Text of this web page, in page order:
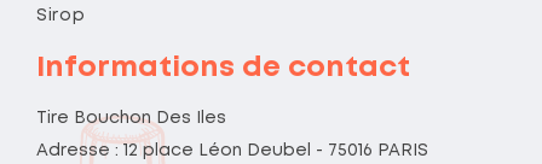
Sirop
Informations de contact
Tire Bouchon Des Iles
Adresse : 12 place Léon Deubel - 75016 PARIS